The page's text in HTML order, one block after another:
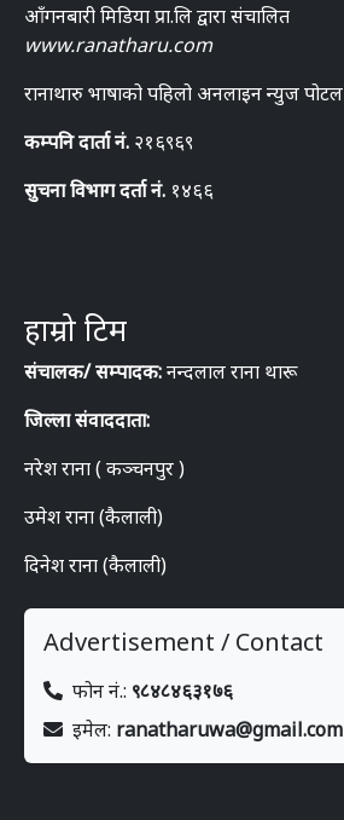
आँगनबारी मिडिया प्रा.लि द्वारा संचालित
www.ranatharu.com
रानाथारु भाषाको पहिलो अनलाइन न्युज पोटल
कम्पनि दार्ता नं. २१६९६९
सुचना विभाग दर्ता नं. १४६६
हाम्रो टिम
संचालक/ सम्पादक:नन्दलाल राना थारू
जिल्ला संवाददाता:
नरेश राना ( कञ्चनपुर )
उमेश राना (कैलाली)
दिनेश राना (कैलाली)
Advertisement / Contact
फोन नं.: ९८४८४६३१७६
इमेल: ranatharuwa@gmail.com